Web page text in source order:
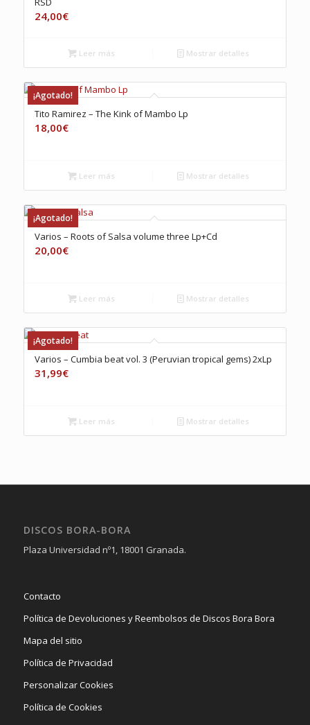
24,00€
Leer más Mostrar detalles
¡Agotado!
Tito Ramirez – The Kink of Mambo Lp
18,00€
Leer más Mostrar detalles
¡Agotado!
Varios – Roots of Salsa volume three Lp+Cd
20,00€
Leer más Mostrar detalles
¡Agotado!
Varios – Cumbia beat vol. 3 (Peruvian tropical gems) 2xLp
31,99€
Leer más Mostrar detalles
DISCOS BORA-BORA
Plaza Universidad nº1, 18001 Granada.
Contacto
Política de Devoluciones y Reembolsos de Discos Bora Bora
Mapa del sitio
Política de Privacidad
Personalizar Cookies
Política de Cookies